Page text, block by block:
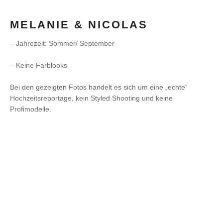
MELANIE & NICOLAS
– Jahrezeit: Sommer/ September
– Keine Farblooks
Bei den gezeigten Fotos handelt es sich um eine „echte“
Hochzeitsreportage, kein Styled Shooting und keine
Profimodelle.